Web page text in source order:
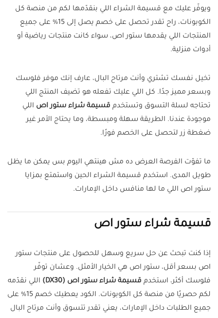
ويوفّر عليك مع قسيمة الشراء اللي بنقدّمها لكم من منصة كل
الكوبونات، راح تقدر تحصل على خصم يصل إلى 15% على جميع
المنتجات اللي يقدمها ستور اص، سواء كانت منتجات رياضية أو
أدوات منزلية.
تخيل نفسك تشتري وأنت مرتاح البال، عارف إنك موفر فلوسك
وبسعر مميز جدًا. كل اللي عليك تفعله هو تضيف المنتج اللي
تحتاجه لسلة التسوق وتستخدم قسيمة شراء ستور اص اللي
موجودة عندنا. الطريقة سهلة ومبسطة، وما يحتاج الأمر غير
ضغطة زر لتحصل على الخصم فورًا.
ما تفوّت الفرصة العرض ده مش هينتهي اليوم بس يمكن ما يظل
طويل المدى. استخدم قسيمة الشراء الحين واستمتع بمزايا
ستور اص اللي ما لها منافس داخل الإمارات.
قسيمة شراء ستور اص
إذا كنت تبحث عن حل سريع وسهل للحصول على منتجات ستور
اص بسعر أقل، ستور اص هي الخيار الأمثل. وعشان توفّر
فلوسك أكثر، استخدم قسيمة شراء ستور اص (DX30)
اللي نقدّمه
لكم حصريًا من منصة كل الكوبونات. الكود يعطيك خصم 15% على
جميع الطلبات داخل الإمارات، يعني تقدر تتسوق وأنت مرتاح البال